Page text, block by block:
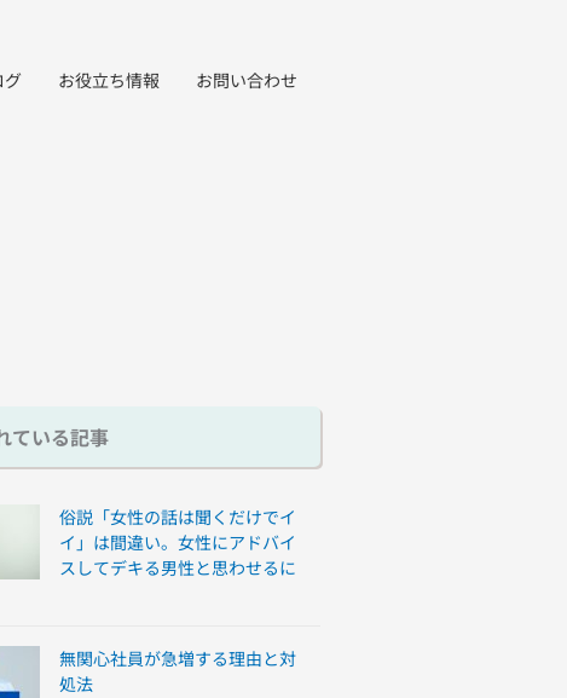
グ お役立ち情報 お問い合わせ
ている記事
俗説「女性の話は聞くだけでイ
イ」は間違い。女性にアドバイ
スしてデキる男性と思わせるに
無関心社員が急増する理由と対
処法